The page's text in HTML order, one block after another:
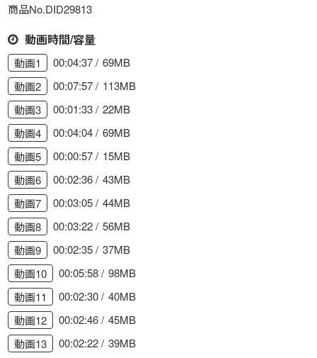
商品No.DID29813
動画時間/容量
動画1 00:04:37
69MB
動画2
00:07:57
113MB
動画3
00:01:33
22MB
動画4
00:04:04
69MB
動画5
00:00:57
15MB
動画6
00:02:36
43MB
動画7
00:03:05
44MB
動画8
00:03:22
56MB
動画9
00:02:35
37MB
動画10
00:05:58
98MB
動画11
00:02:30
40MB
動画12
00:02:46
45MB
動画13
00:02:22
39MB